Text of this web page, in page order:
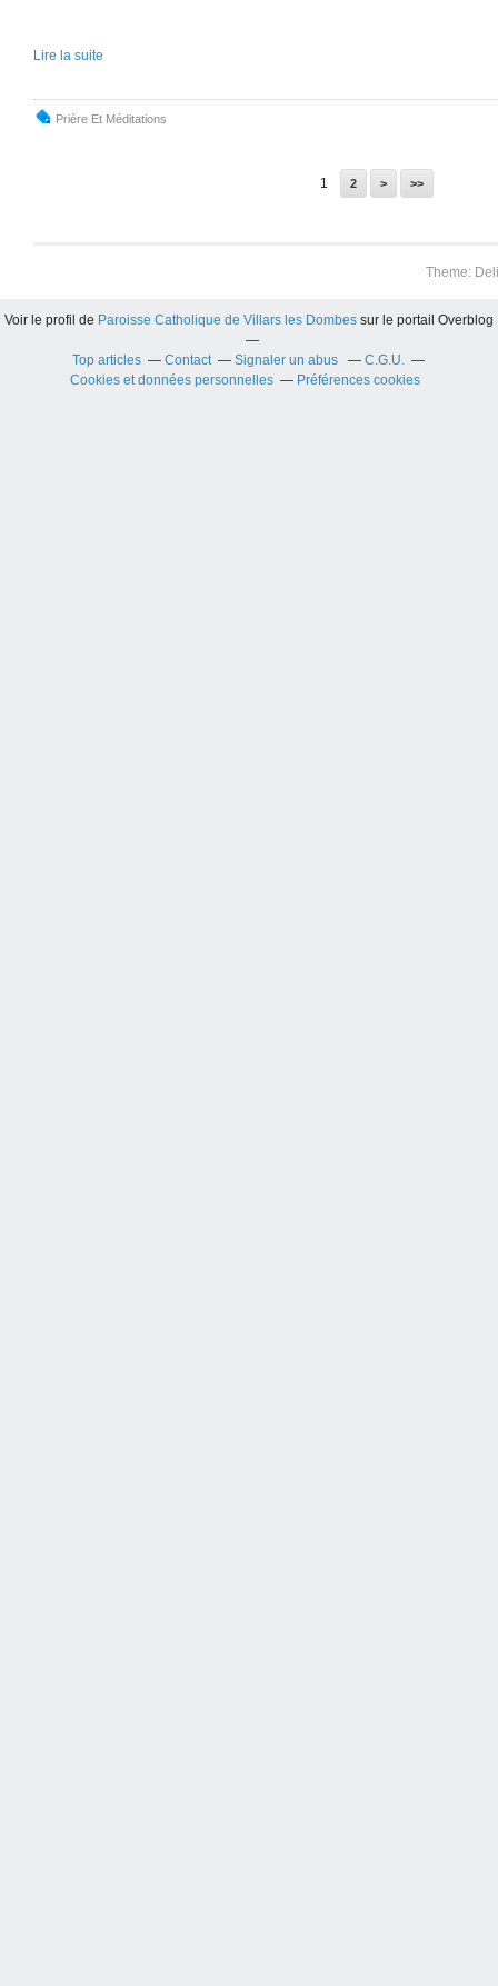
Lire la suite
Prière Et Méditations
1 2 > >>
Theme:
Voir le profil de Paroisse Catholique de Villars les Dombes sur le portail Overblog
Top articles Contact Signaler un abus
C.G.U.
Cookies et données personnelles
Préférences cookies